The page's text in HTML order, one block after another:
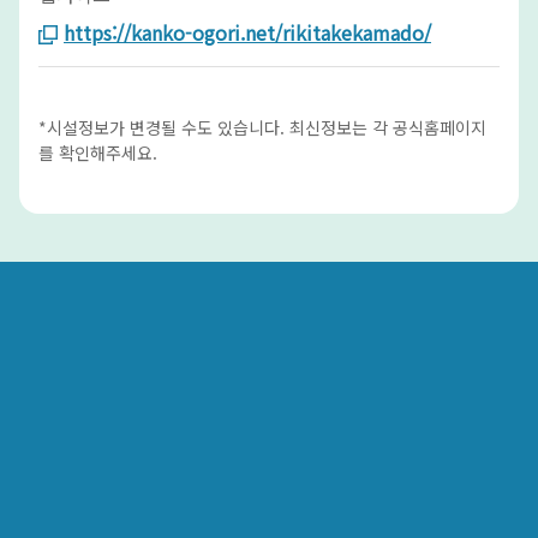
https://kanko-ogori.net/rikitakekamado/
*시설정보가 변경될 수도 있습니다. 최신정보는 각 공식홈페이지
를 확인해주세요.